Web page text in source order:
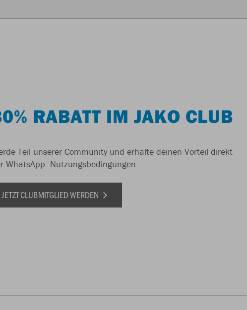
RABATT IM JAKO CLUB
Teil unserer Community und erhalte deinen Vorteil direkt
WhatsApp. Nutzungsbedingungen
JETZT CLUBMITGLIED WERDEN